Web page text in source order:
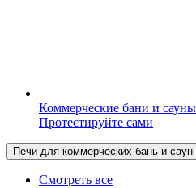
Коммерческие бани и
Протестируйте сами
Печи для коммерческих бань и саун
Смотреть все